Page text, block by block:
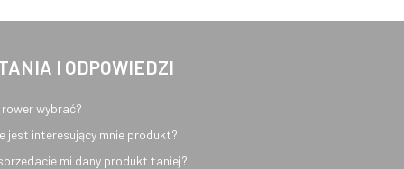
I ODPOWIEDZI
wybrać?
jest interesujący mnie produkt?
mi dany produkt taniej?